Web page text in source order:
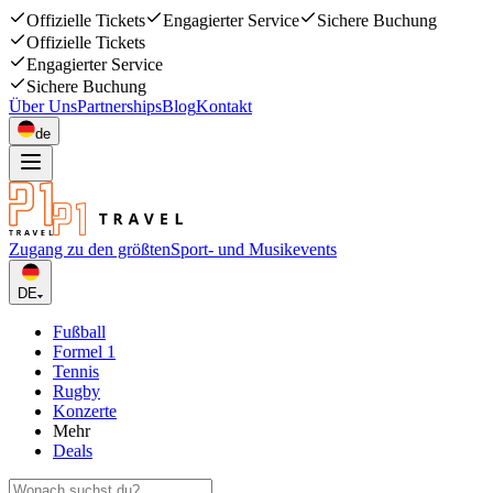
Offizielle Tickets Engagierter Service
Sichere Buchung
Offizielle Tickets
Engagierter Service
Sichere Buchung
Über UnsPartnershipsBlogKontakt
de
Zugang zu den größtenSport- und Musikevents
DE
Fußball
Formel 1
Tennis
Rugby
Konzerte
Mehr
Deals